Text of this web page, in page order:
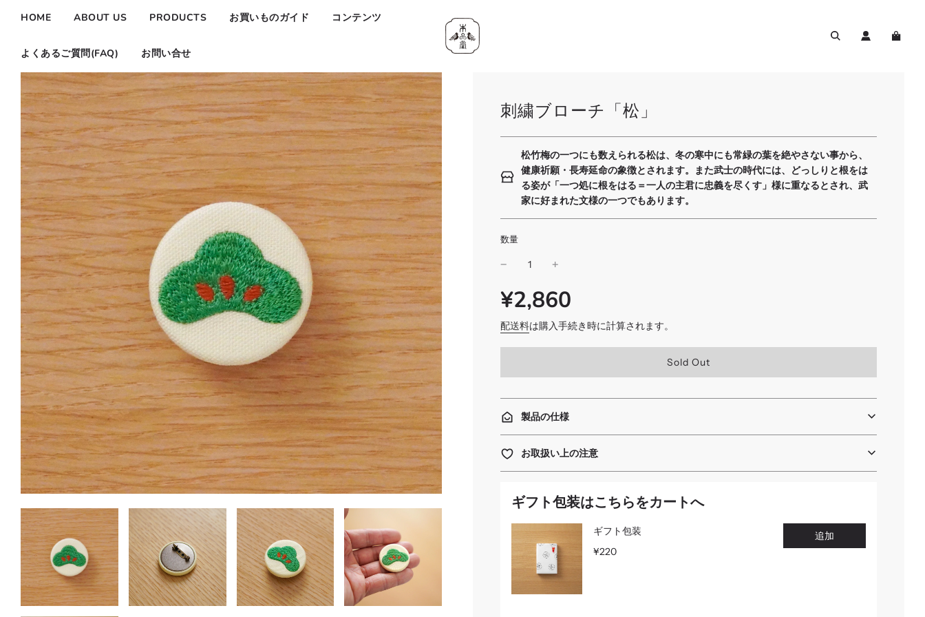
HOME ABOUT US PRODUCTS お買いものガイド コンテンツ
よくあるご質問(FAQ) お問い合せ
刺繍ブローチ「松」
松竹梅の一つにも数えられる松は、冬の寒中にも常緑の葉を絶やさない事から、
健康祈願・長寿延命の象徴とされます。また武士の時代には、どっしりと根をは
る姿が「一つ処に根をはる＝一人の主君に忠義を尽くす」様に重なるとされ、武
家に好まれた文様の一つでもあります。
数量
SALE
PRICE
通
常
価
格
¥2,860
配送料は購入手続き時に計算されます。
読
み
Sold Out
製品の仕様
お取扱い上の注意
ギフト包装はこちらをカートへ